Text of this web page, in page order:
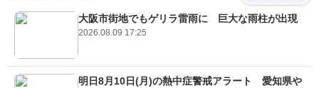
大阪市街地でもゲリラ雷雨に 巨大な雨柱が出現
2026.08.09 17:25
明日8月10日(月)の熱中症警戒アラート 愛知県や